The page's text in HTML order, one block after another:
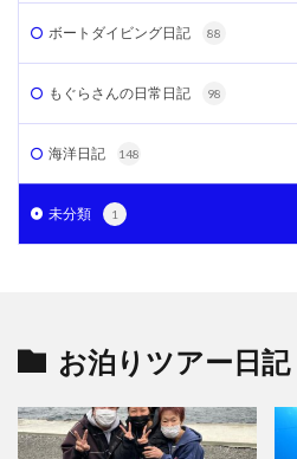
ボートダイビング日記 88
もぐらさんの日常日記 98
海洋日記 148
未分類 1
お泊りツアー日記